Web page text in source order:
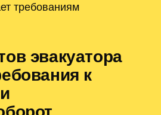
требованиям
эвакуатора
к